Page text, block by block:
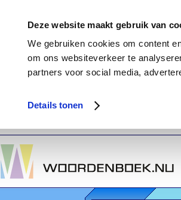
Deze website maakt gebruik van
We gebruiken cookies om content
om ons websiteverkeer te
partners voor social media,
Details tonen
Woordenboek.NU